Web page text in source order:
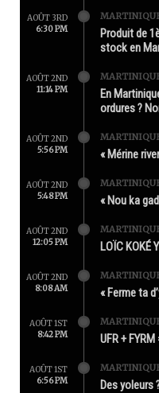
AOÛT 3RD
6:30 PM
Produit de
stock en
AOÛT 2ND
11:14 PM
En
ordures ?
AOÛT 2ND
5:56 PM
« Mérine
AOÛT 2ND
5:48 PM
« Nou ka
AOÛT 2ND
12:05 PM
LOÏC KOKÉ
AOÛT 2ND
8:08 AM
« Ferme ta
AOÛT 1ST
8:42 PM
UFR + FYRM
AOÛT 1ST
6:56 PM
Des yoleurs